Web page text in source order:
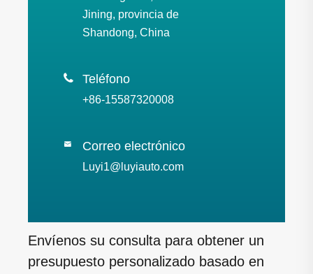
Jining, provincia de
Shandong, China
 Teléfono
+86-15587320008
 Correo electrónico
Luyi1@luyiauto.com
Envíenos su consulta para obtener un
presupuesto personalizado basado en